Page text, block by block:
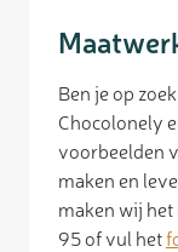
Ben je op
Chocolonely
voorbeelden
maken en
maken wij
95 of vul het